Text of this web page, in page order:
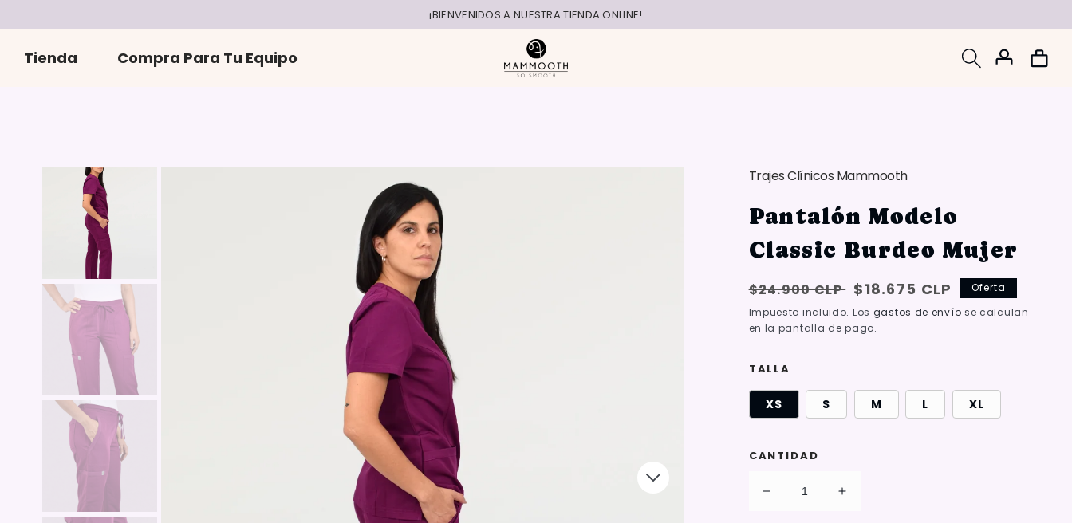
contenido
¡BIENVENIDOS A NUESTRA TIENDA ONLINE!
Tienda Compra Para Tu Equipo
Iniciar
sesión
Carrito
Trajes Clínicos Mammooth
Pantalón Modelo
Classic Burdeo Mujer
Precio
habitual
$24.900 CLP Oferta:
{{
saved_amount
$18.675 CLP
Oferta
Impuesto incluido. Los gastos de envío se calculan
en la pantalla de pago.
TALLA
XS S M L XL
CANTIDAD
Reducir
Aumentar